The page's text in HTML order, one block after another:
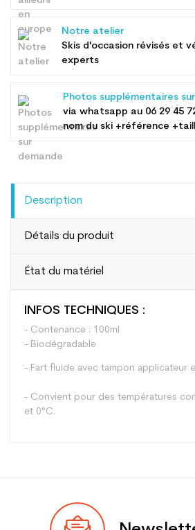
Notre atelier
Skis d'occasion révisés et
experts
Photos supplémentaires
via whatsapp au 06 29 45
nom du ski +référence
Description
Détails du produit
État du matériel
INFOS TECHNIQUES :
- Contenance : 100ml
- Biodégradable
- Fart fluide avec tampon applicateur
- Convient pour des températures
et 0°C.